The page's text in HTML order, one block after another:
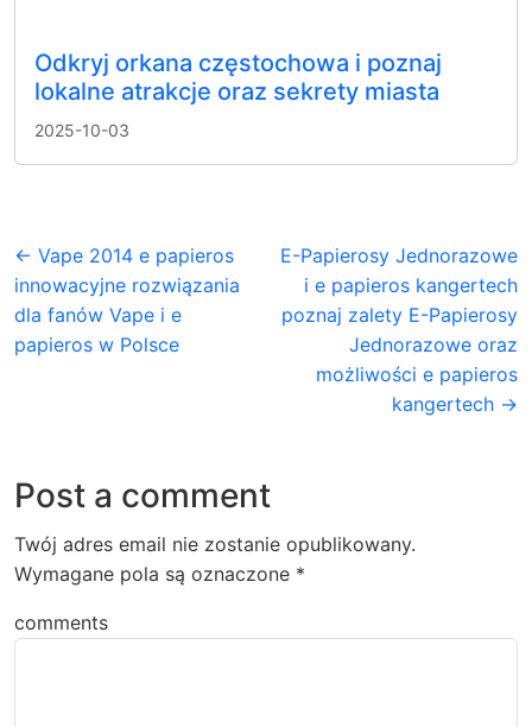
Odkryj orkana częstochowa i poznaj
lokalne atrakcje oraz sekrety miasta
2025-10-03
← Vape 2014 e papieros
innowacyjne rozwiązania
dla fanów Vape i e
papieros w Polsce
E-Papierosy Jednorazowe
i e papieros kangertech
poznaj zalety E-Papierosy
Jednorazowe oraz
możliwości e papieros
kangertech →
Post a comment
Twój adres email nie zostanie opublikowany.
Wymagane pola są oznaczone *
comments